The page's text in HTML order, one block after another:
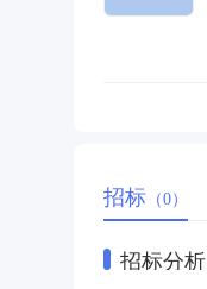
招标 （0）
招标分析